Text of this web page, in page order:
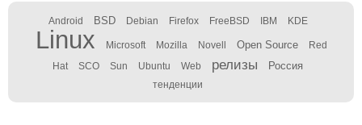
Android BSD Debian Firefox FreeBSD IBM KDE
Linux Microsoft Mozilla Novell Open Source Red
Hat SCO Sun Ubuntu Web релизы Россия
тенденции